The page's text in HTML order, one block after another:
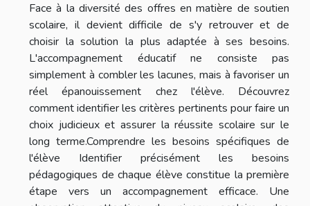
Face à la diversité des offres en matière de soutien
scolaire, il devient difficile de s'y retrouver et de
choisir la solution la plus adaptée à ses besoins.
L'accompagnement éducatif ne consiste pas
simplement à combler les lacunes, mais à favoriser un
réel épanouissement chez l'élève. Découvrez
comment identifier les critères pertinents pour faire un
choix judicieux et assurer la réussite scolaire sur le
long terme.Comprendre les besoins spécifiques de
l'élève Identifier précisément les besoins
pédagogiques de chaque élève constitue la première
étape vers un accompagnement efficace. Une